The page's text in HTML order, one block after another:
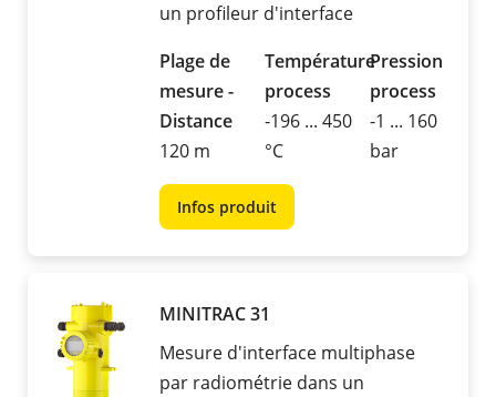
un profileur d'interface
Plage de
mesure -
Distance
120 m
Température
process
-196 ... 450
°C
Pression
process
-1 ... 160
bar
Infos produit
MINITRAC 31
Mesure d'interface multiphase
par radiométrie dans un